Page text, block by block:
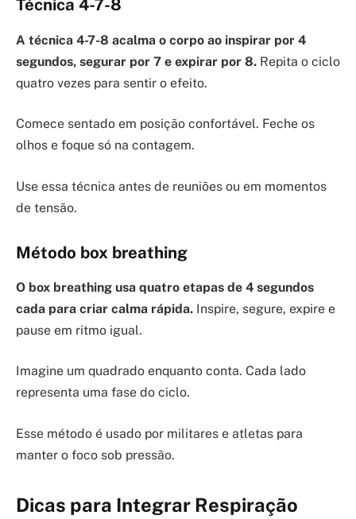
Técnica 4-7-8
A técnica 4-7-8 acalma o corpo ao inspirar por 4
segundos, segurar por 7 e expirar por 8. Repita o ciclo
quatro vezes para sentir o efeito.
Comece sentado em posição confortável. Feche os
olhos e foque só na contagem.
Use essa técnica antes de reuniões ou em momentos
de tensão.
Método box breathing
O box breathing usa quatro etapas de 4 segundos
cada para criar calma rápida. Inspire, segure, expire e
pause em ritmo igual.
Imagine um quadrado enquanto conta. Cada lado
representa uma fase do ciclo.
Esse método é usado por militares e atletas para
manter o foco sob pressão.
Dicas para Integrar Respiração